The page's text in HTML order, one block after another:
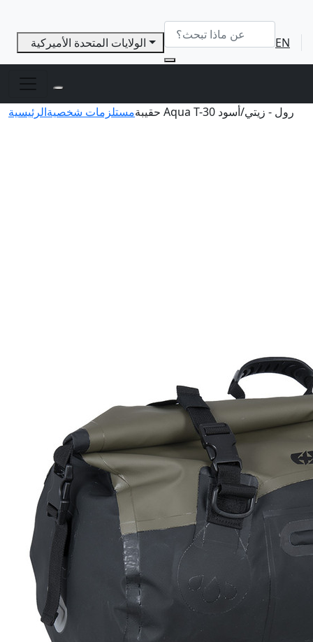
EN
الرئيسيةمستلزمات شخصية حقيبة Aqua T-30 رول - زيتي/أسود